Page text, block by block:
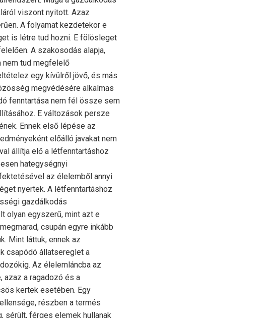
viszont nyitott. Azaz
A folyamat kezdetekor e
is létre tud hozni. E fölösleget
A szakosodás alapja,
nem tud megfelelő
egy kívülről jövő, és más
megvédésére alkalmas
fenntartása nem fél össze sem
E változások persze
Ennek első lépése az
előálló javakat nem
állítja elő a létfenntartáshoz
hategységnyi
az élelemből annyi
nyertek. A létfenntartáshoz
gazdálkodás
olyan egyszerű, mint azt e
csupán egyre inkább
Mint láttuk, ennek az
csapódó állatsereglet a
Az élelemláncba az
a ragadozó és a
kertek esetében. Egy
részben a termés
sérült, férges elemek hullanak